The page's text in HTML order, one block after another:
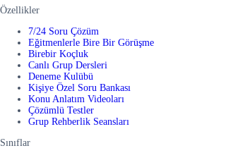
Özellikler
7/24 Soru Çözüm
Eğitmenlerle Bire Bir Görüşme
Birebir Koçluk
Canlı Grup Dersleri
Deneme Kulübü
Kişiye Özel Soru Bankası
Konu Anlatım Videoları
Çözümlü Testler
Grup Rehberlik Seansları
Sınıflar